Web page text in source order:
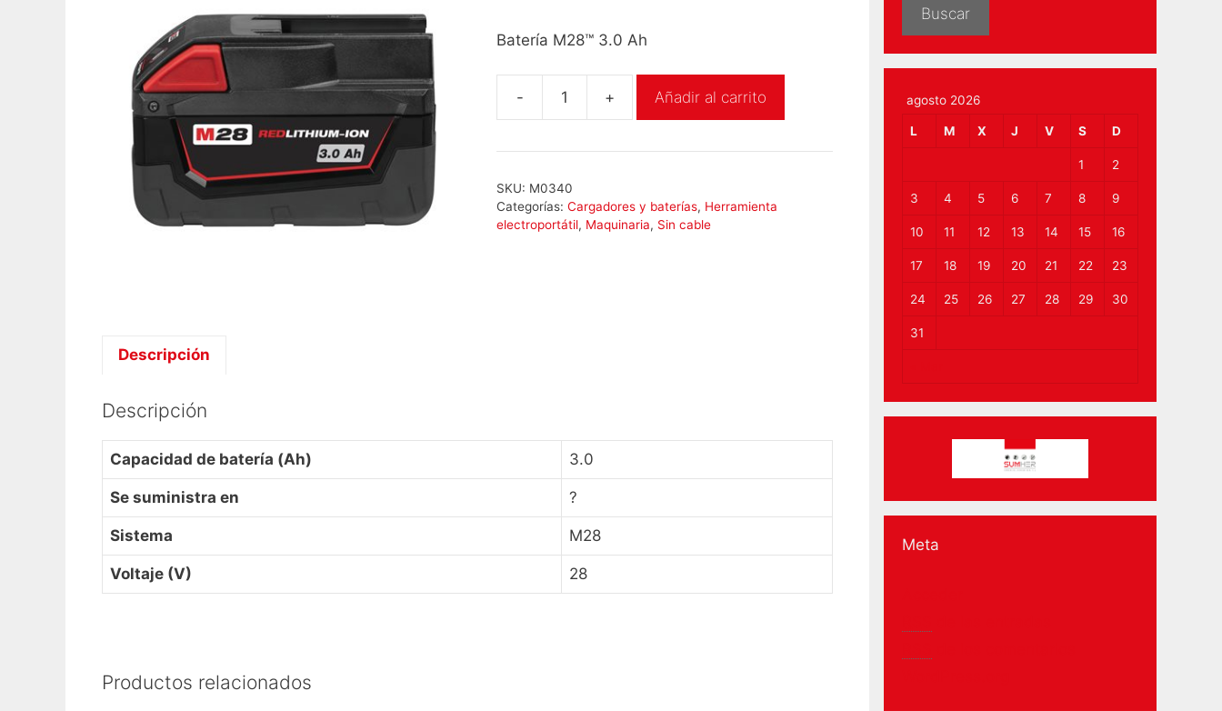
Batería M28™ 3.0 Ah
-
Milwaukee
BX
+ Añadir al carrito
SKU: M0340
Categorías:Cargadores y baterías, Herramienta
electroportátil, Maquinaria, Sin cable
Descripción
Descripción
Capacidad de batería (Ah) 3.0
Se suministra en ?
Sistema M28
Voltaje (V) 28
Productos relacionados
Buscar
agosto 2026
L M X J V S D
1 2
3 4 5 6 7 8 9
10 11 12 13 14 15 16
17 18 19 20 21 22 23
24 25 26 27 28 29 30
31
Meta